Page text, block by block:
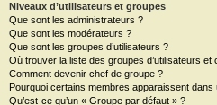
Niveaux d’utilisateurs et groupes
Que sont les administrateurs ?
Que sont les modérateurs ?
Que sont les groupes d’utilisateurs ?
Où trouver la liste des groupes d’utilisateurs et
Comment devenir chef de groupe ?
Pourquoi certains membres apparaissent dans
Qu’est-ce qu’un « Groupe par défaut » ?